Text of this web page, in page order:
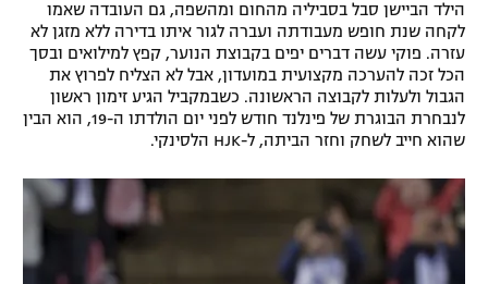
הילד הביישן סבל בסביליה מהחום ומהשפה, גם העובדה שאמו
לקחה שנת חופש מעבודתה ועברה לגור איתו בדירה ללא מזגן לא
עזרה. פוקי עשה דברים יפים בקבוצת הנוער, קפץ למילואים ובסך
הכל זכה להערכה מקצועית במועדון, אבל לא הצליח לפרוץ את
הגבול ולעלות לקבוצה הראשונה. כשבמקביל הגיע זימון ראשון
לנבחרת הבוגרת של פינלנד חודש לפני יום הולדתו ה-19, הוא הבין
שהוא חייב לשחק וחזר הביתה, ל-HJK הלסינקי.